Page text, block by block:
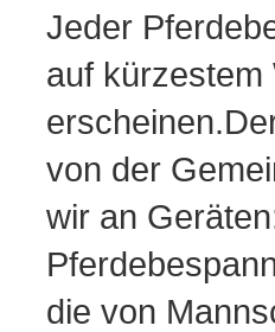
Jeder
auf kürzestem
von der
wir an
die von